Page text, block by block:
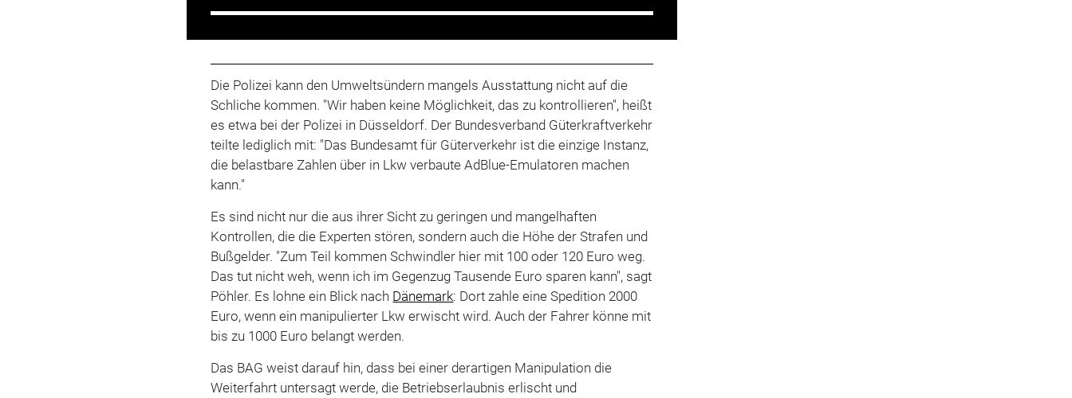
Die Polizei kann den Umweltsündern mangels Ausstattung nicht auf die
Schliche kommen. "Wir haben keine Möglichkeit, das zu kontrollieren", heißt
es etwa bei der Polizei in Düsseldorf. Der Bundesverband Güterkraftverkehr
teilte lediglich mit: "Das Bundesamt für Güterverkehr ist die einzige Instanz,
die belastbare Zahlen über in Lkw verbaute AdBlue-Emulatoren machen
kann."
Es sind nicht nur die aus ihrer Sicht zu geringen und mangelhaften
Kontrollen, die die Experten stören, sondern auch die Höhe der Strafen und
Bußgelder. "Zum Teil kommen Schwindler hier mit 100 oder 120 Euro weg.
Das tut nicht weh, wenn ich im Gegenzug Tausende Euro sparen kann", sagt
Pöhler. Es lohne ein Blick nach Dänemark: Dort zahle eine Spedition 2000
Euro, wenn ein manipulierter Lkw erwischt wird. Auch der Fahrer könne mit
bis zu 1000 Euro belangt werden.
Das BAG weist darauf hin, dass bei einer derartigen Manipulation die
Weiterfahrt untersagt werde, die Betriebserlaubnis erlischt und